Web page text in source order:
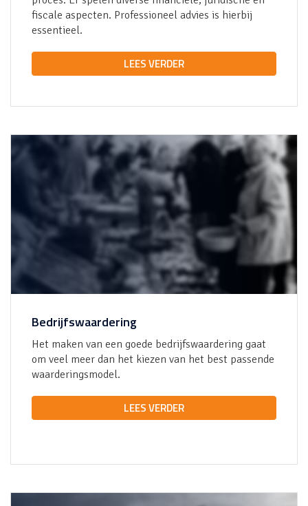
fiscale aspecten. Professioneel advies is hierbij
essentieel.
LEES VERDER
Bedrijfswaardering
Het maken van een goede bedrijfswaardering gaat
om veel meer dan het kiezen van het best passende
waarderingsmodel.
LEES VERDER